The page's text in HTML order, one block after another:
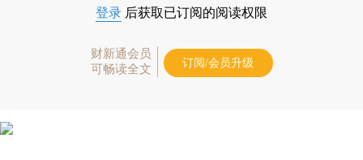
登录 后获取已订阅的阅读权限
财新通会员
可畅读全文
订阅/会员升级